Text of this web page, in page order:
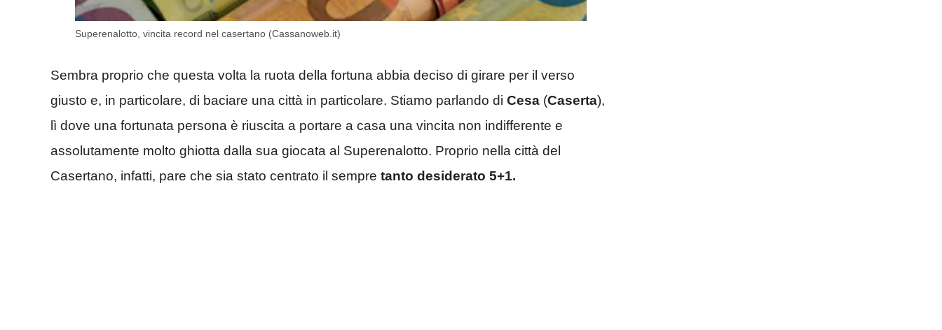
Superenalotto, vincita record nel casertano (Cassanoweb.it)
Sembra proprio che questa volta la ruota della fortuna abbia deciso di girare per il verso
giusto e, in particolare, di baciare una città in particolare. Stiamo parlando di Cesa (Caserta),
lì dove una fortunata persona è riuscita a portare a casa una vincita non indifferente e
assolutamente molto ghiotta dalla sua giocata al Superenalotto. Proprio nella città del
Casertano, infatti, pare che sia stato centrato il sempre tanto desiderato 5+1.